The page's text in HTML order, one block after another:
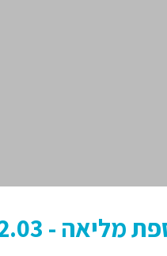
מליאה - 21.12.03